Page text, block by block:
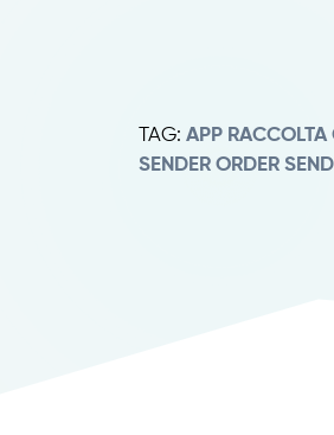
TAG: APP RACCOLTA
SENDER ORDER